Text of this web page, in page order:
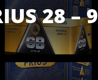
28 – 9